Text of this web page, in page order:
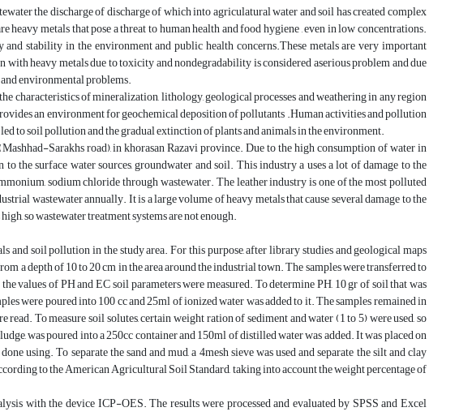
the discharge of discharge of which into agriculatural water and soil has created complex
metals that pose a threat to human health and food hygiene , even in low concentrations.
stability in the environment and public health concerns.These metals are very important
heavy metals due to toxicity and nondegradability is considered aserious problem and due
environmental problems.
characteristics of mineralization, lithology, geological processes and weathering in any region
an environment for geochemical deposition of pollutants .Human activities and pollution
to soil pollution and the gradual extinction of plants and animals in the environment.
Sarakhs road), in khorasan Razavi province. Due to the high consumption of water in
the surface water sources, groundwater and soil. This industry a uses a lot of damage to the
sodium chloride through wastewater. The leather industry is one of the most polluted
wastewater annually. It is a large volume of heavy metals that cause several damage to the
so wastewater treatment systems are not enough.
and soil pollution in the study area. For this purpose, after library studies and geological maps
a depth of 10 to 20 cm in the area around the industrial town. The samples were transferred to
of PH and EC soil parameters were measured. To determine PH, 10 gr of soil that was
were poured into 100 cc and 25ml of ionized water was added to it. The samples remained in
To measure soil solutes, certain weight ration of sediment and water (1 to 5) were used, so
was poured into a 250cc container and 150ml of distilled water was added. It was placed on
using. To separate the sand and mud, a 4mesh sieve was used and separate the silt and clay
to the American Agricultural Soil Standard, taking into account the weight percentage of
with the device ICP-OES. The results were processed and evaluated by SPSS and Excel